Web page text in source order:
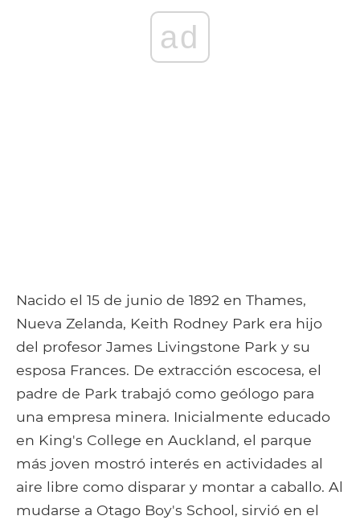
ad
Nacido el 15 de junio de 1892 en Thames,
Nueva Zelanda, Keith Rodney Park era hijo
del profesor James Livingstone Park y su
esposa Frances. De extracción escocesa, el
padre de Park trabajó como geólogo para
una empresa minera. Inicialmente educado
en King's College en Auckland, el parque
más joven mostró interés en actividades al
aire libre como disparar y montar a caballo. Al
mudarse a Otago Boy's School, sirvió en el